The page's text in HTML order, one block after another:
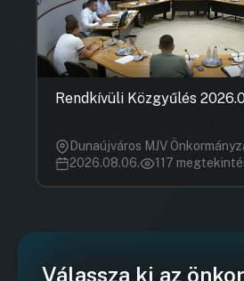
Rendkívüli Közgyűlés
Dunaújváros MJV
2026.08.06.
117
Válassza ki az